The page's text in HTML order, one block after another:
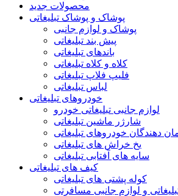
محصولات جدید
پوشاک و پوشاک تبلیغاتی
پوشاک و لوازم جانبی
پیش بند تبلیغاتی
باندهای تبلیغاتی
کلاه و کلاه تبلیغاتی
فلیپ فلاپ تبلیغاتی
لباس تبلیغاتی
خودروهای تبلیغاتی
لوازم جانبی تبلیغاتی خودرو
شارژر ماشین تبلیغاتی
دهندگان خودروهای تبلیغاتی
یخ خراش های تبلیغاتی
سایه های آفتابی تبلیغاتی
کیف های تبلیغاتی
کوله پشتی های تبلیغاتی
و لوازم جانبی مسافرتی